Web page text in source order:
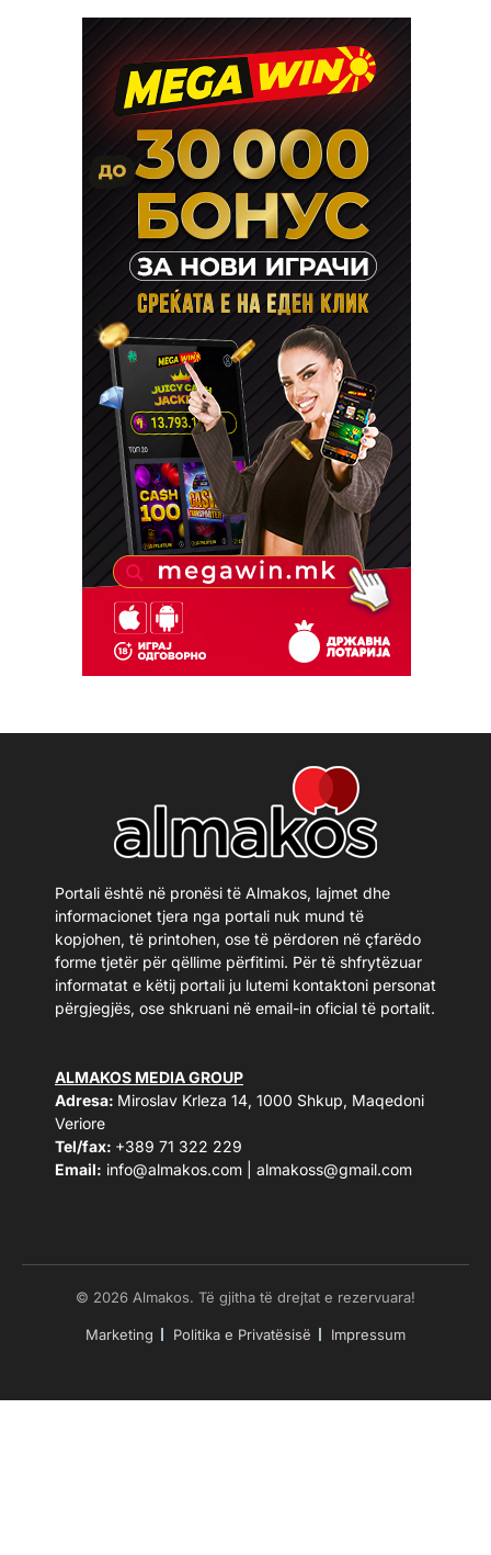
Portali është në pronësi të Almakos, lajmet dhe
informacionet tjera nga portali nuk mund të
kopjohen, të printohen, ose të përdoren në çfarëdo
forme tjetër për qëllime përfitimi. Për të shfrytëzuar
informatat e këtij portali ju lutemi kontaktoni personat
përgjegjës, ose shkruani në email-in oficial të portalit.
ALMAKOS MEDIA GROUP
Adresa: Miroslav Krleza 14, 1000 Shkup, Maqedoni
Veriore
Tel/fax: +389 71 322 229
Email: info@almakos.com almakoss@gmail.com
© 2026 Almakos. Të gjitha të drejtat e rezervuara!
Marketing Politika e Privatësisë Impressum